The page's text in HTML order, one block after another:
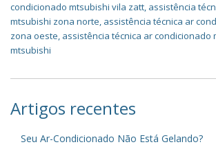
condicionado mtsubishi vila zatt, assistência
mtsubishi zona norte, assistência técnica ar
zona oeste, assistência técnica ar condicionado
mtsubishi
Artigos recentes
Seu Ar-Condicionado Não Está Gelando?